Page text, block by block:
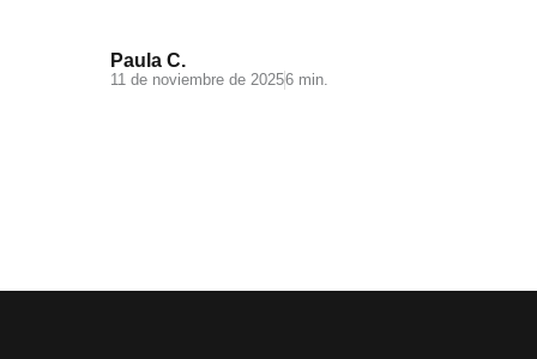
Paula C.
11 de noviembre de 20256 min.